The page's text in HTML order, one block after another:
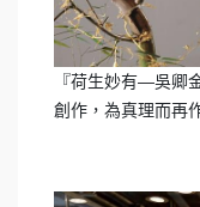
『荷生妙有—吳
創作，為真理而再